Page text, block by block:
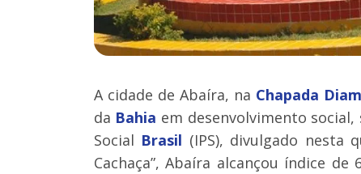
A cidade de Abaíra, na Chapada
da Bahia em desenvolvimento
Social Brasil (IPS), divulgado nesta
Cachaça”, Abaíra alcançou índice